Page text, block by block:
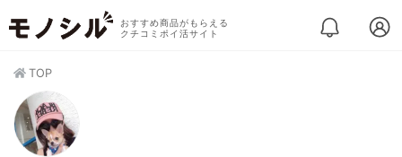
おすすめ商品がもらえる
クチコミポイ活サイト
TOP